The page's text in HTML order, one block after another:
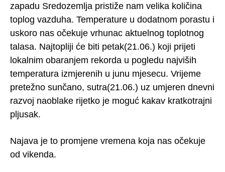
zapadu Sredozemlja pristiže nam velika količina
toplog vazduha. Temperature u dodatnom porastu i
uskoro nas očekuje vrhunac aktuelnog toplotnog
talasa. Najtopliji će biti petak(21.06.) koji prijeti
lokalnim obaranjem rekorda u pogledu najviših
temperatura izmjerenih u junu mjesecu. Vrijeme
pretežno sunčano, sutra(21.06.) uz umjeren dnevni
razvoj naoblake rijetko je moguć kakav kratkotrajni
pljusak.
Najava je to promjene vremena koja nas očekuje
od vikenda.